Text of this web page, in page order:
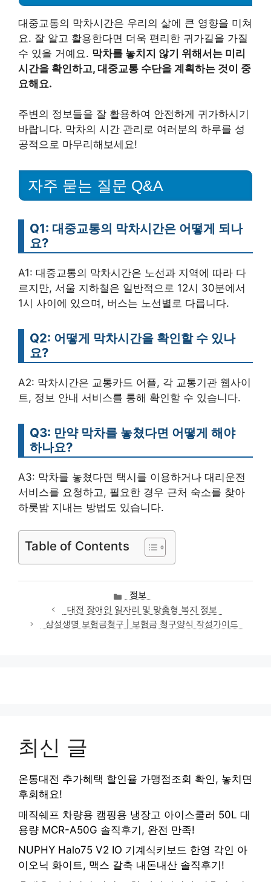
대중교통의 막차시간은 우리의 삶에 큰 영향을 미쳐
요. 잘 알고 활용한다면 더욱 편리한 귀가길을 가질
수 있을 거예요. 막차를 놓치지 않기 위해서는 미리
시간을 확인하고, 대중교통 수단을 계획하는 것이 중
요해요.
주변의 정보들을 잘 활용하여 안전하게 귀가하시기
바랍니다. 막차의 시간 관리로 여러분의 하루를 성
공적으로 마무리해보세요!
자주 묻는 질문 Q&A
Q1: 대중교통의 막차시간은 어떻게 되나
요?
A1: 대중교통의 막차시간은 노선과 지역에 따라 다
르지만, 서울 지하철은 일반적으로 12시 30분에서
1시 사이에 있으며, 버스는 노선별로 다릅니다.
Q2: 어떻게 막차시간을 확인할 수 있나
요?
A2: 막차시간은 교통카드 어플, 각 교통기관 웹사이
트, 정보 안내 서비스를 통해 확인할 수 있습니다.
Q3: 만약 막차를 놓쳤다면 어떻게 해야
하나요?
A3: 막차를 놓쳤다면 택시를 이용하거나 대리운전
서비스를 요청하고, 필요한 경우 근처 숙소를 찾아
하룻밤 지내는 방법도 있습니다.
Table of Contents
카
테
고
리
정보
대전 장애인 일자리 및 맞춤형 복지 정보
삼성생명 보험금청구 | 보험금 청구양식 작성가이드
최신 글
온통대전 추가혜택 할인율 가맹점조회 확인, 놓치면
후회해요!
매직쉐프 차량용 캠핑용 냉장고 아이스쿨러 50L 대
용량 MCR-A50G 솔직후기, 완전 만족!
NUPHY Halo75 V2 IO 기계식키보드 한영 각인 아
이오닉 화이트, 맥스 갈축 내돈내산 솔직후기!